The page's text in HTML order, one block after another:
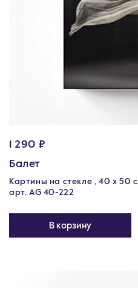
1 290 ₽
Балет
Картины на стекле , 40 х 50
арт. AG 40-222
В корзину